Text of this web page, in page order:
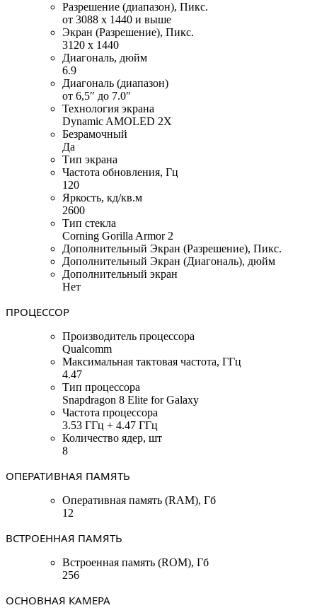
Разрешение (диапазон), Пикс.
от 3088 x 1440 и выше
Экран (Разрешение), Пикс.
3120 x 1440
Диагональ, дюйм
6.9
Диагональ (диапазон)
от 6,5″ до 7.0″
Технология экрана
Dynamic AMOLED 2X
Безрамочный
Да
Тип экрана
Частота обновления, Гц
120
Яркость, кд/кв.м
2600
Тип стекла
Corning Gorilla Armor 2
Дополнительный Экран (Разрешение), Пикс.
Дополнительный Экран (Диагональ), дюйм
Дополнительный экран
Нет
ПРОЦЕССОР
Производитель процессора
Qualcomm
Максимальная тактовая частота, ГГц
4.47
Тип процессора
Snapdragon 8 Elite for Galaxy
Частота процессора
3.53 ГГц + 4.47 ГГц
Количество ядер, шт
8
ОПЕРАТИВНАЯ ПАМЯТЬ
Оперативная память (RAM), Гб
12
ВСТРОЕННАЯ ПАМЯТЬ
Встроенная память (ROM), Гб
256
ОСНОВНАЯ КАМЕРА